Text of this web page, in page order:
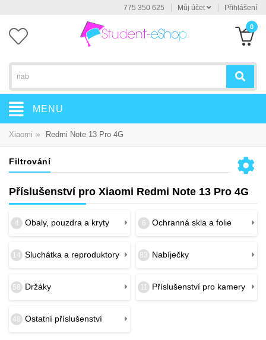
775 350 625 Můj účet Přihlášení
0
MENU
Xiaomi » Redmi Note 13 Pro 4G
Filtrování
Příslušenství pro Xiaomi Redmi Note 13 Pro 4G
4 Obaly, pouzdra a kryty 6 Ochranná skla a folie
14 Sluchátka a reproduktory 83 Nabíječky
58 Držáky 11 Příslušenství pro kamery
48 Ostatní příslušenství